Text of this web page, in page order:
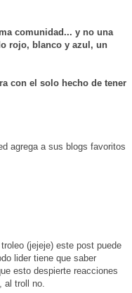
comunidad... y no una
rojo, blanco y azul, un
con el solo hecho de tener
agrega a sus blogs favoritos
(jejeje) este post puede
lider tiene que saber
esto despierte reacciones
al troll no.